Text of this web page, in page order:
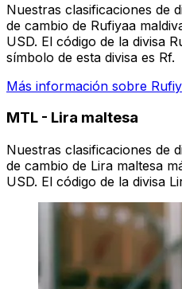
Nuestras clasificaciones de
de cambio de Rufiyaa
USD. El código de la divisa
símbolo de esta divisa es Rf.
Más información sobre
MTL - Lira maltesa
Nuestras clasificaciones de
de cambio de Lira maltesa
USD. El código de la divisa